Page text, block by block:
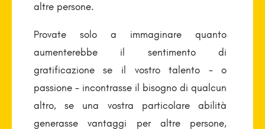
altre persone.
Provate solo a immaginare quanto
aumenterebbe il sentimento di
gratificazione se il vostro talento - o
passione - incontrasse il bisogno di qualcun
altro, se una vostra particolare abilità
generasse vantaggi per altre persone,